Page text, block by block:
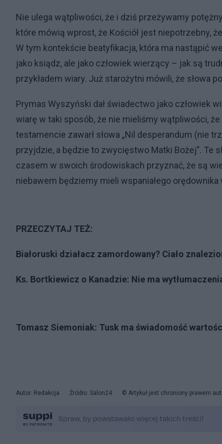
Nie ulega wątpliwości, że i dziś przeżywamy
które mówią wprost, że Kościół jest niepotrzebny,
W tym kontekście beatyfikacja, która ma nastąpić
jako ksiądz, ale jako człowiek wierzący – jak są
przykładem wiary. Już starożytni mówili, że słowa
Prymas Wyszyński dał świadectwo jako człowiek
wiarę w taki sposób, że nie mieliśmy wątpliwości,
testamencie zawarł słowa „Nil desperandum (nie
przyjdzie, a będzie to zwycięstwo Matki Bożej”. Te
czasem w swoich środowiskach przyznać, że są
niebawem będziemy mieli wspaniałego orędownika
PRZECZYTAJ TEŻ:
Białoruski działacz zamordowany? Ciało
Ks. Bortkiewicz o Kanadzie: Nie ma
Tomasz Siemoniak: Tusk ma świadomość
Autor: Redakcja Źródło: Salon24 © Artykuł jest chroniony prawem